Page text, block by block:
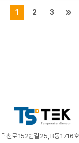
1 2 3
덕천로 152번길 25, B동 1716